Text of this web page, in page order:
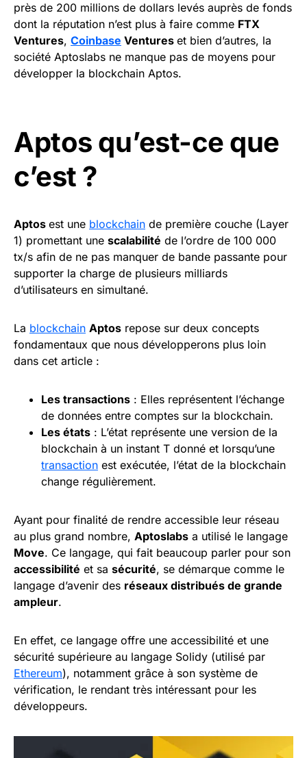
près de 200 millions de dollars levés auprès de fonds
dont la réputation n’est plus à faire comme FTX
Ventures, Coinbase Ventures et bien d’autres, la
société Aptoslabs ne manque pas de moyens pour
développer la blockchain Aptos.
Aptos qu’est-ce que
c’est ?
Aptos est une blockchain de première couche (Layer
1) promettant une scalabilité de l’ordre de 100 000
tx/s afin de ne pas manquer de bande passante pour
supporter la charge de plusieurs milliards
d’utilisateurs en simultané.
La blockchain Aptos repose sur deux concepts
fondamentaux que nous développerons plus loin
dans cet article :
Les transactions : Elles représentent l’échange
de données entre comptes sur la blockchain.
Les états : L’état représente une version de la
blockchain à un instant T donné et lorsqu’une
transaction est exécutée, l’état de la blockchain
change régulièrement.
Ayant pour finalité de rendre accessible leur réseau
au plus grand nombre, Aptoslabs a utilisé le langage
Move. Ce langage, qui fait beaucoup parler pour son
accessibilité et sa sécurité, se démarque comme le
langage d’avenir des réseaux distribués de grande
ampleur.
En effet, ce langage offre une accessibilité et une
sécurité supérieure au langage Solidy (utilisé par
Ethereum), notamment grâce à son système de
vérification, le rendant très intéressant pour les
développeurs.